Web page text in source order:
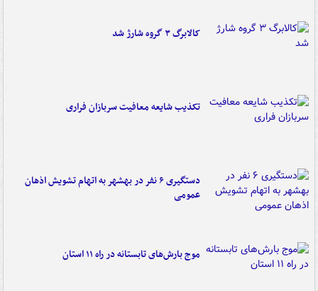
کالابرگ ۳ گروه شارژ شد
تکذیب شایعه معافیت سربازان فراری
دستگیری ۶ نفر در بهشهر به اتهام تشویش اذهان
عمومی
موج بارش‌های تابستانه در راه ۱۱ استان